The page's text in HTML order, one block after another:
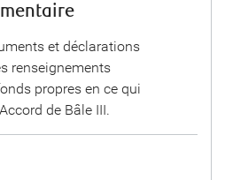
et déclarations
renseignements
propres en ce qui
de Bâle III.